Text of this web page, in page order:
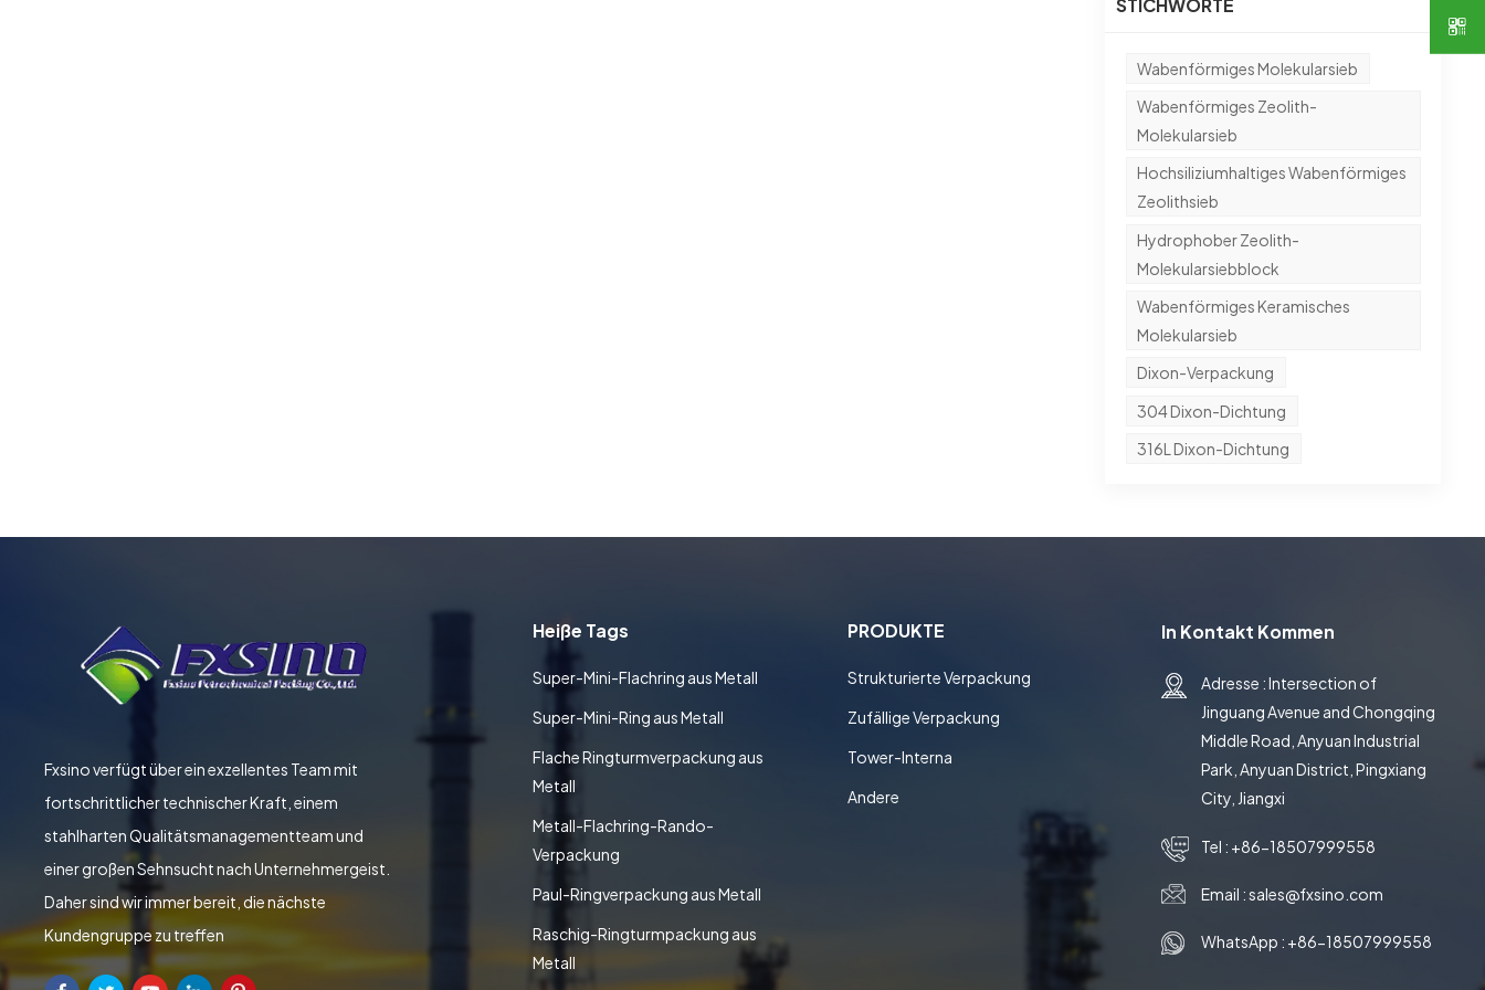
STICHWORTE
Wabenförmiges Molekularsieb
Wabenförmiges Zeolith-
Molekularsieb
Hochsiliziumhaltiges Wabenförmiges
Zeolithsieb
Hydrophober Zeolith-
Molekularsiebblock
Wabenförmiges Keramisches
Molekularsieb
Dixon-Verpackung
304 Dixon-Dichtung
316L Dixon-Dichtung
Fxsino verfügt über ein exzellentes Team mit
fortschrittlicher technischer Kraft, einem
stahlharten Qualitätsmanagementteam und
einer großen Sehnsucht nach Unternehmergeist.
Daher sind wir immer bereit, die nächste
Kundengruppe zu treffen
Heiße Tags
Super-Mini-Flachring aus Metall
Super-Mini-Ring aus Metall
Flache Ringturmverpackung aus
Metall
Metall-Flachring-Rando-
Verpackung
Paul-Ringverpackung aus Metall
Raschig-Ringturmpackung aus
Metall
PRODUKTE
Strukturierte Verpackung
Zufällige Verpackung
Tower-Interna
Andere
In Kontakt Kommen
Adresse : Intersection of
Jinguang Avenue and Chongqing
Middle Road, Anyuan Industrial
Park, Anyuan District, Pingxiang
City, Jiangxi
Tel : +86-18507999558
Email :sales@fxsino.com
WhatsApp : +86-18507999558